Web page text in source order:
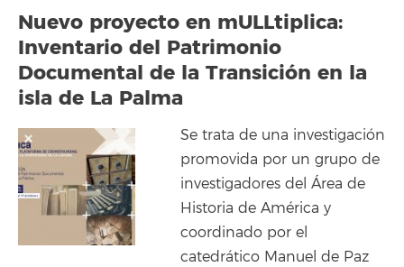
Nuevo proyecto en mULLtiplica:
Inventario del Patrimonio
Documental de la Transición en la
isla de La Palma
Se trata de una investigación
promovida por un grupo de
investigadores del Área de
Historia de América y
coordinado por el
catedrático Manuel de Paz